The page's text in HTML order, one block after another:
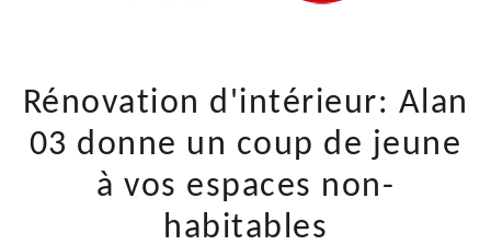
Rénovation d'intérieur: Alan
03 donne un coup de jeune
à vos espaces non-
habitables